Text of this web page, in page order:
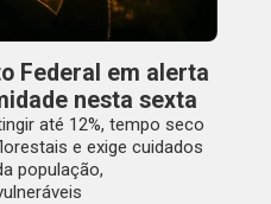
Federal em alerta
nesta sexta
até 12%, tempo seco
e exige cuidados
população,